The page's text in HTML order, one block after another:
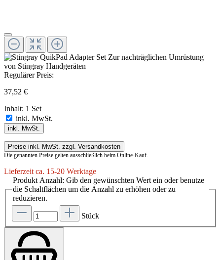
Regulärer Preis:
37,52 €
Inhalt: 1 Set
inkl. MwSt.
inkl. MwSt.
Preise inkl. MwSt. zzgl. Versandkosten
Die genannten Preise gelten ausschließlich beim Online-Kauf.
Lieferzeit ca. 15-20 Werktage
Produkt Anzahl: Gib den gewünschten Wert ein oder benutze
die Schaltflächen um die Anzahl zu erhöhen oder zu
reduzieren.
Stück